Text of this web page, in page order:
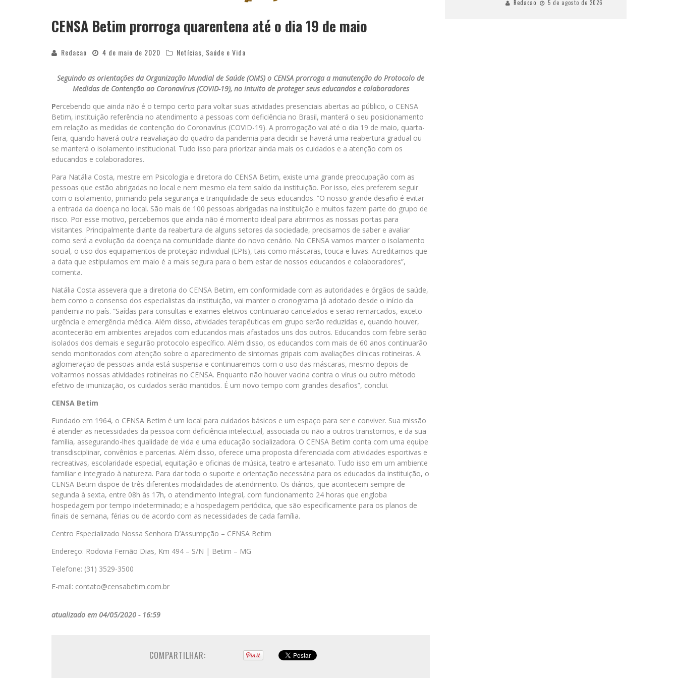
CENSA Betim prorroga quarentena até o dia 19 de maio
Redacao 4 de maio de 2020 Notícias Saúde e Vida
Seguindo as orientações da Organização Mundial de Saúde (OMS) o CENSA prorroga a manutenção do Protocolo de
Medidas de Contenção ao Coronavírus (COVID-19), no intuito de proteger seus educandos e colaboradores
Percebendo que ainda não é o tempo certo para voltar suas atividades presenciais abertas ao público, o CENSA
Betim, instituição referência no atendimento a pessoas com deficiência no Brasil, manterá o seu posicionamento
em relação as medidas de contenção do Coronavírus (COVID-19). A prorrogação vai até o dia 19 de maio, quarta-
feira, quando haverá outra reavaliação do quadro da pandemia para decidir se haverá uma reabertura gradual ou
se manterá o isolamento institucional. Tudo isso para priorizar ainda mais os cuidados e a atenção com os
educandos e colaboradores.
Para Natália Costa, mestre em Psicologia e diretora do CENSA Betim, existe uma grande preocupação com as
pessoas que estão abrigadas no local e nem mesmo ela tem saído da instituição. Por isso, eles preferem seguir
com o isolamento, primando pela segurança e tranquilidade de seus educandos. “O nosso grande desafio é evitar
a entrada da doença no local. São mais de 100 pessoas abrigadas na instituição e muitos fazem parte do grupo de
risco. Por esse motivo, percebemos que ainda não é momento ideal para abrirmos as nossas portas para
visitantes. Principalmente diante da reabertura de alguns setores da sociedade, precisamos de saber e avaliar
como será a evolução da doença na comunidade diante do novo cenário. No CENSA vamos manter o isolamento
social, o uso dos equipamentos de proteção individual (EPIs), tais como máscaras, touca e luvas. Acreditamos que
a data que estipulamos em maio é a mais segura para o bem estar de nossos educandos e colaboradores”,
comenta.
Natália Costa assevera que a diretoria do CENSA Betim, em conformidade com as autoridades e órgãos de saúde,
bem como o consenso dos especialistas da instituição, vai manter o cronograma já adotado desde o início da
pandemia no país. “Saídas para consultas e exames eletivos continuarão cancelados e serão remarcados, exceto
urgência e emergência médica. Além disso, atividades terapêuticas em grupo serão reduzidas e, quando houver,
acontecerão em ambientes arejados com educandos mais afastados uns dos outros. Educandos com febre serão
isolados dos demais e seguirão protocolo específico. Além disso, os educandos com mais de 60 anos continuarão
sendo monitorados com atenção sobre o aparecimento de sintomas gripais com avaliações clínicas rotineiras. A
aglomeração de pessoas ainda está suspensa e continuaremos com o uso das máscaras, mesmo depois de
voltarmos nossas atividades rotineiras no CENSA. Enquanto não houver vacina contra o vírus ou outro método
efetivo de imunização, os cuidados serão mantidos. É um novo tempo com grandes desafios”, conclui.
CENSA Betim
Fundado em 1964, o CENSA Betim é um local para cuidados básicos e um espaço para ser e conviver. Sua missão
é atender as necessidades da pessoa com deficiência intelectual, associada ou não a outros transtornos, e da sua
família, assegurando-lhes qualidade de vida e uma educação socializadora. O CENSA Betim conta com uma equipe
transdisciplinar, convênios e parcerias. Além disso, oferece uma proposta diferenciada com atividades esportivas e
recreativas, escolaridade especial, equitação e oficinas de música, teatro e artesanato. Tudo isso em um ambiente
familiar e integrado à natureza. Para dar todo o suporte e orientação necessária para os educados da instituição, o
CENSA Betim dispõe de três diferentes modalidades de atendimento. Os diários, que acontecem sempre de
segunda à sexta, entre 08h às 17h, o atendimento Integral, com funcionamento 24 horas que engloba
hospedagem por tempo indeterminado; e a hospedagem periódica, que são especificamente para os planos de
finais de semana, férias ou de acordo com as necessidades de cada família.
Centro Especializado Nossa Senhora D’Assumpção – CENSA Betim
Endereço: Rodovia Fernão Dias, Km 494 – S/N | Betim – MG
Telefone: (31) 3529-3500
E-mail: contato@censabetim.com.br
atualizado em 04/05/2020 - 16:59
COMPARTILHAR:
Redacao 5 de agosto de 2026